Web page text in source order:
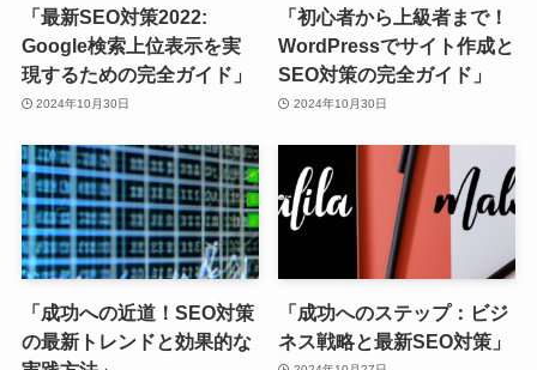
「最新SEO対策2022:
Google検索上位表示を実
現するための完全ガイド」
2024年10月30日
「初心者から上級者まで！
WordPressでサイト作成と
SEO対策の完全ガイド」
2024年10月30日
「成功への近道！SEO対策
の最新トレンドと効果的な
「成功へのステップ：ビジ
ネス戦略と最新SEO対策」